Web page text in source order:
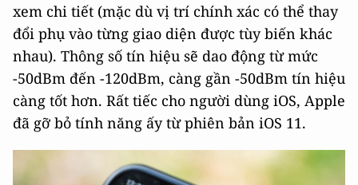
xem chi tiết (mặc dù vị trí chính xác có thể thay
đổi phụ vào từng giao diện được tùy biến khác
nhau). Thông số tín hiệu sẽ dao động từ mức
-50dBm đến -120dBm, càng gần -50dBm tín hiệu
càng tốt hơn. Rất tiếc cho người dùng iOS, Apple
đã gỡ bỏ tính năng ấy từ phiên bản iOS 11.